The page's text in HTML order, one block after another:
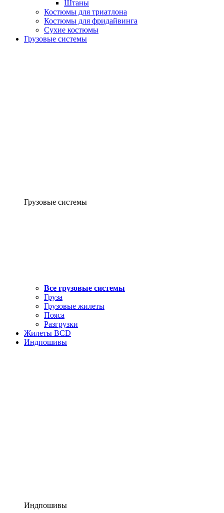
Штаны
Костюмы для триатлона
Костюмы для фридайвинга
Сухие костюмы
Грузовые системы
Грузовые системы
Все грузовые системы
Груза
Грузовые жилеты
Пояса
Разгрузки
Жилеты BCD
Индпошивы
Индпошивы